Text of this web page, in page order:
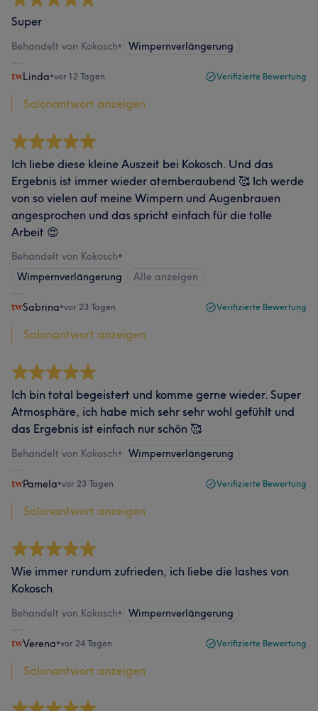
Super
Behandelt von Kokosch• Wimpernverlängerung
Linda•vor 12 Tagen Verifizierte Bewertung
Salonantwort anzeigen
Ich liebe diese kleine Auszeit bei Kokosch. Und das
Ergebnis ist immer wieder atemberaubend 🥰 Ich werde
von so vielen auf meine Wimpern und Augenbrauen
angesprochen und das spricht einfach für die tolle
Arbeit 😍
Behandelt von Kokosch•
Wimpernverlängerung
Alle anzeigen
Sabrina•vor 23 Tagen Verifizierte Bewertung
Salonantwort anzeigen
Ich bin total begeistert und komme gerne wieder. Super
Atmosphäre, ich habe mich sehr sehr wohl gefühlt und
das Ergebnis ist einfach nur schön 🥰
Behandelt von Kokosch• Wimpernverlängerung
Pamela•vor 23 Tagen Verifizierte Bewertung
Salonantwort anzeigen
Wie immer rundum zufrieden, ich liebe die lashes von
Kokosch
Behandelt von Kokosch• Wimpernverlängerung
Verena•vor 24 Tagen Verifizierte Bewertung
Salonantwort anzeigen